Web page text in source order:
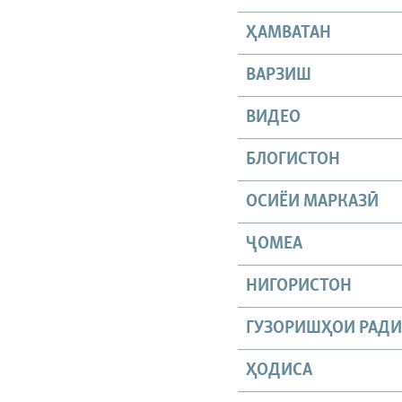
ҲАМВАТАН
ВАРЗИШ
ВИДЕО
БЛОГИСТОН
ОСИЁИ МАРКАЗӢ
ҶОМEА
НИГОРИСТОН
ГУЗОРИШҲОИ
ҲОДИСА